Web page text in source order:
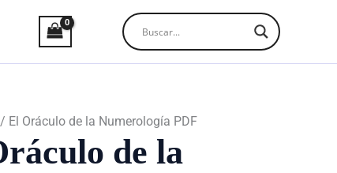
/ El Oráculo de la Numerología PDF
de la